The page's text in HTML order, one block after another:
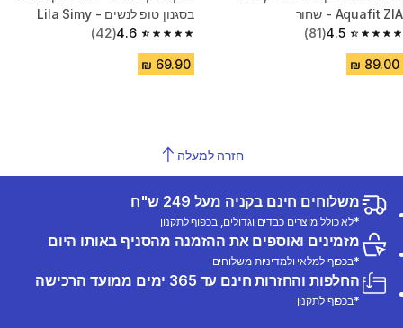
Aquafit ZIA - שחור
4.5
4.5 out of 5 stars from 81 reviews
(81)
בסגנון טופ לנשים - Lila Simy
טרקוטה
4.6
4.6 out of 5 stars from 42 reviews
(42)
חזרה למעלה
משלוחים חינם בקניה מעל 249 ש"ח
*לא כולל מוצרים כבדים וגדולים, בכפוף לתקנון
מזמינים ואוספים את ההזמנה מהסניף באותו היום
*בכפוף למלאי ולמדיניות משלוחים
החלפות והחזרות חינם עד 365 ימים ממועד הרכישה
*בכפוף לתקנון